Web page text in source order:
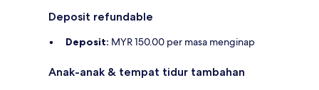
Deposit refundable
Deposit: MYR 150.00 per masa menginap
Anak-anak & tempat tidur tambahan